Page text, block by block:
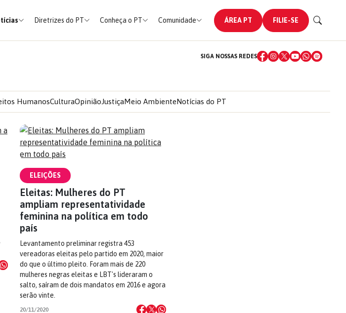
Diretrizes do PT Conheça o PT Comunidade ÁREA PT FILIE-SE
SIGA NOSSAS REDES
HumanosCulturaOpiniãoJustiçaMeio AmbienteNotícias do PT
ELEIÇÕES
Eleitas: Mulheres do PT
ampliam representatividade
feminina na política em todo
país
Levantamento preliminar registra 453
vereadoras eleitas pelo partido em 2020, maior
do que o último pleito. Foram mais de 220
mulheres negras eleitas e LBT's lideraram o
salto, saíram de dois mandatos em 2016 e agora
serão vinte.
20/11/2020